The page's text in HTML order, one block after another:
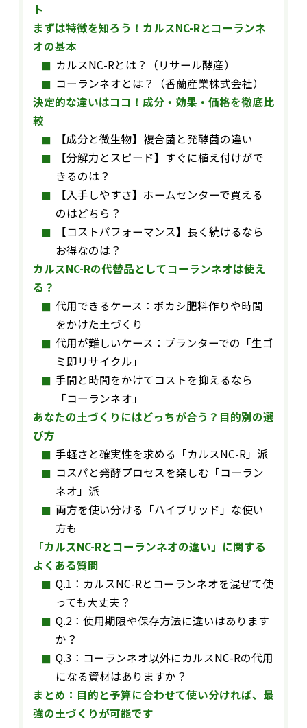
ト
まずは特徴を知ろう！カルスNC-Rとコーランネ
オの基本
カルスNC-Rとは？（リサール酵産）
コーランネオとは？（香蘭産業株式会社）
決定的な違いはココ！成分・効果・価格を徹底比
較
【成分と微生物】複合菌と発酵菌の違い
【分解力とスピード】すぐに植え付けがで
きるのは？
【入手しやすさ】ホームセンターで買える
のはどちら？
【コストパフォーマンス】長く続けるなら
お得なのは？
カルスNC-Rの代替品としてコーランネオは使え
る？
代用できるケース：ボカシ肥料作りや時間
をかけた土づくり
代用が難しいケース：プランターでの「生ゴ
ミ即リサイクル」
手間と時間をかけてコストを抑えるなら
「コーランネオ」
あなたの土づくりにはどっちが合う？目的別の選
び方
手軽さと確実性を求める「カルスNC-R」派
コスパと発酵プロセスを楽しむ「コーラン
ネオ」派
両方を使い分ける「ハイブリッド」な使い
方も
「カルスNC-Rとコーランネオの違い」に関する
よくある質問
Q.1：カルスNC-Rとコーランネオを混ぜて使
っても大丈夫？
Q.2：使用期限や保存方法に違いはあります
か？
Q.3：コーランネオ以外にカルスNC-Rの代用
になる資材はありますか？
まとめ：目的と予算に合わせて使い分ければ、最
強の土づくりが可能です